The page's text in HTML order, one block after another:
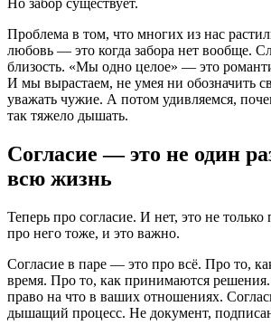
Но забор существует.
Проблема в том, что многих из нас
любовь — это когда забора нет вообще.
близость. «Мы одно целое» — это
И мы вырастаем, не умея ни обозначить
уважать чужие. А потом удивляемся,
так тяжело дышать.
Согласие — это не один
всю жизнь
Теперь про согласие. И нет, это не
про него тоже, и это важно.
Согласие в паре — это про всё. Про то,
время. Про то, как принимаются
право на что в ваших отношениях.
дышащий процесс. Не документ,